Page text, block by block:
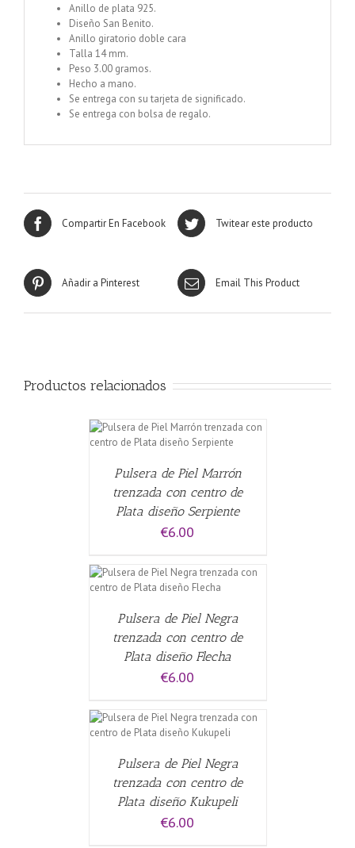
Anillo de plata 925.
Diseño San Benito.
Anillo giratorio doble cara
Talla 14 mm.
Peso 3.00 gramos.
Hecho a mano.
Se entrega con su tarjeta de significado.
Se entrega con bolsa de regalo.
Compartir En Facebook Twitear este producto
Añadir a Pinterest Email This Product
Productos relacionados
Pulsera de Piel Marrón
trenzada con centro de
Plata diseño Serpiente
€6.00
Pulsera de Piel Negra
trenzada con centro de
Plata diseño Flecha
€6.00
Pulsera de Piel Negra
trenzada con centro de
Plata diseño Kukupeli
€6.00